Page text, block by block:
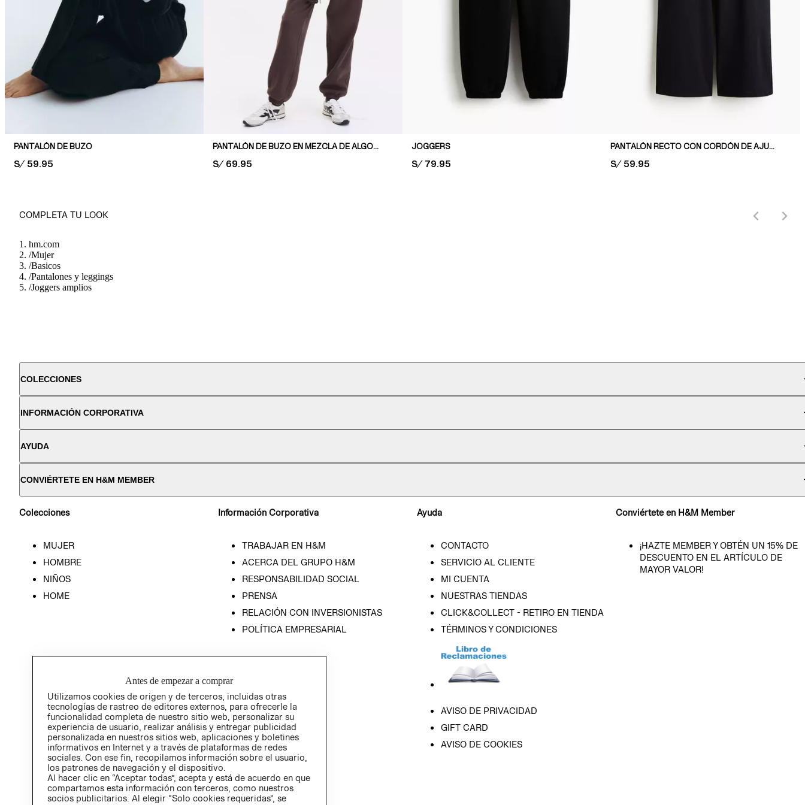
PANTALÓN DE BUZO
PRICE:
S/ 59.95
PANTALÓN DE BUZO EN MEZCLA DE ALGODÓN
PRICE:
S/ 69.95
JOGGERS
PRICE:
S/ 79.95
PANTALÓN RECTO CON CORDÓN DE AJUSTE
PRICE:
S/ 59.95
COMPLETA TU LOOK
hm.com
/Mujer
/Basicos
/Pantalones y leggings
/Joggers amplios
COLECCIONES
INFORMACIÓN CORPORATIVA
AYUDA
CONVIÉRTETE EN H&M MEMBER
Colecciones
MUJER
HOMBRE
NIÑOS
HOME
Información Corporativa
TRABAJAR EN H&M
ACERCA DEL GRUPO H&M
RESPONSABILIDAD SOCIAL
PRENSA
RELACIÓN CON INVERSIONISTAS
POLÍTICA EMPRESARIAL
Ayuda
CONTACTO
SERVICIO AL CLIENTE
MI CUENTA
NUESTRAS TIENDAS
CLICK&COLLECT - RETIRO EN TIENDA
TÉRMINOS Y CONDICIONES
AVISO DE PRIVACIDAD
GIFT CARD
AVISO DE COOKIES
Conviértete en H&M Member
¡HAZTE MEMBER Y OBTÉN UN 15% DE
DESCUENTO EN EL ARTÍCULO DE
MAYOR VALOR!
Antes de empezar a comprar
Utilizamos cookies de origen y de terceros, incluidas otras
tecnologías de rastreo de editores externos, para ofrecerle la
funcionalidad completa de nuestro sitio web, personalizar su
experiencia de usuario, realizar análisis y entregar publicidad
personalizada en nuestros sitios web, aplicaciones y boletines
informativos en Internet y a través de plataformas de redes
sociales. Con ese fin, recopilamos información sobre el usuario,
los patrones de navegación y el dispositivo.
Al hacer clic en “Aceptar todas”, acepta y está de acuerdo en que
compartamos esta información con terceros, como nuestros
socios publicitarios. Al elegir “Solo cookies requeridas”, se